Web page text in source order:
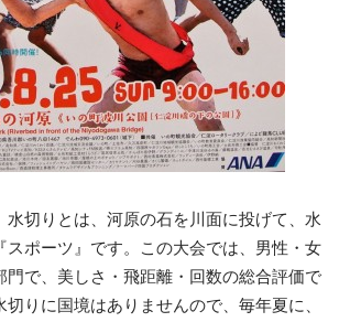
水切りとは、河原の石を川面に投げて、水
スポーツ』です。この大会では、男性・女
門で、美しさ・飛距離・回数の総合評価で
りに国境はありませんので、毎年夏に、